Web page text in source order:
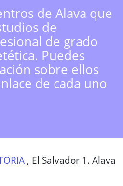
de Alava que
de
de grado
Puedes
sobre ellos
de cada uno
, El Salvador 1. Alava